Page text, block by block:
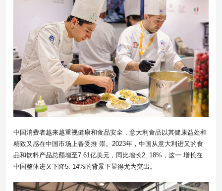
中国消费者越来越重视健康和食品安全，意大利食品以其健康益处和
精致又感在中国市场上备受推 崇。2023年，中国从意大利进又的食
品和饮料产品总额增至7.61亿美元，同比增长2. 18%，这一 增长在
中国整体进又下降5. 14%的背景下显得尤为突出。